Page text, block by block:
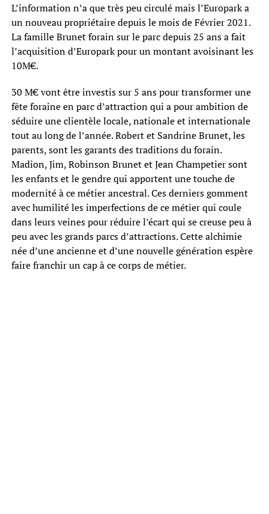
L’information n’a que très peu circulé mais l’Europark a
un nouveau propriétaire depuis le mois de Février 2021.
La famille Brunet forain sur le parc depuis 25 ans a fait
l’acquisition d’Europark pour un montant avoisinant les
10M€.
30 M€ vont être investis sur 5 ans pour transformer une
fête foraine en parc d’attraction qui a pour ambition de
séduire une clientèle locale, nationale et internationale
tout au long de l’année. Robert et Sandrine Brunet, les
parents, sont les garants des traditions du forain.
Madion, Jim, Robinson Brunet et Jean Champetier sont
les enfants et le gendre qui apportent une touche de
modernité à ce métier ancestral. Ces derniers gomment
avec humilité les imperfections de ce métier qui coule
dans leurs veines pour réduire l’écart qui se creuse peu à
peu avec les grands parcs d’attractions. Cette alchimie
née d’une ancienne et d’une nouvelle génération espère
faire franchir un cap à ce corps de métier.